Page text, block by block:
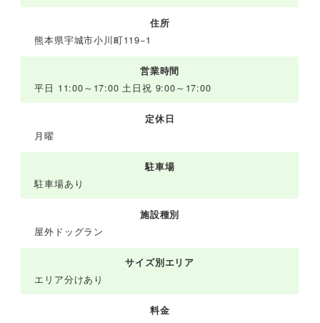
住所
熊本県宇城市小川町119−1
営業時間
平日 11:00～17:00 土日祝 9:00～17:00
定休日
月曜
駐車場
駐車場あり
施設種別
屋外ドッグラン
サイズ別エリア
エリア分けあり
料金